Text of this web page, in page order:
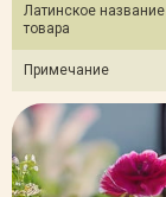
Латинское название
товара
Примечание